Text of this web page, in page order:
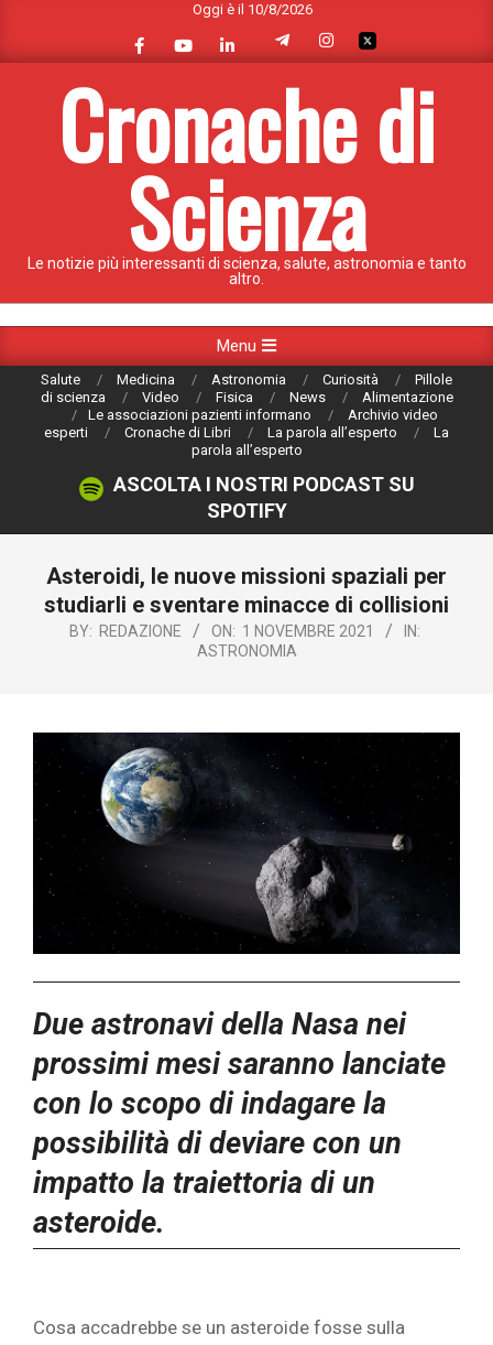
content
Oggi è il 10/8/2026
Cronache di
Scienza
Le notizie più interessanti di scienza, salute, astronomia e tanto
altro.
Navigation
Menu
Salute Medicina Astronomia Curiosità
Pillole
di scienza
Video Fisica News
Alimentazione
Le associazioni pazienti informano
Archivio video
esperti
Cronache di Libri La parola all’esperto
La
parola all’esperto
ASCOLTA I NOSTRI PODCAST SU
SPOTIFY
Asteroidi, le nuove missioni spaziali per
studiarli e sventare minacce di collisioni
BY: REDAZIONE ON: 1 NOVEMBRE 2021
IN:
ASTRONOMIA
Due astronavi della Nasa nei
prossimi mesi saranno lanciate
con lo scopo di indagare la
possibilità di deviare con un
impatto la traiettoria di un
asteroide.
‎Cosa accadrebbe se un asteroide fosse sulla